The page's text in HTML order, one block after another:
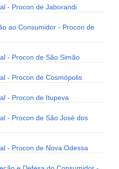
- Procon de Jaborandi
ao Consumidor - Procon de
- Procon de São Simão
- Procon de Cosmópolis
- Procon de Itupeva
- Procon de São José dos
- Procon de Nova Odessa